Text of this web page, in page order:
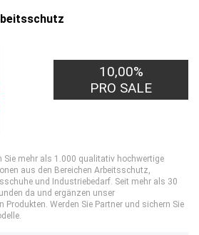
10,00%
PRO SALE
Sie mehr als 1.000 qualitativ hochwertige
aus den Bereichen Arbeitsschutz,
und Industriebedarf. Seit mehr als 30
da und ergänzen unser
Werden Sie Partner und sichern Sie